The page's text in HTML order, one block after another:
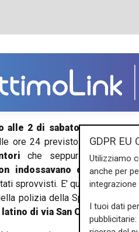
alle 2 di sabato notte,
ore 24 previsto dal dpcm
che seppur seduti ai
indossavano
sprovvisti. E' questa la
polizia della Spezia,
di via San Cipriano, a
GDPR EU
Utilizziamo
anche per
I tuoi dati